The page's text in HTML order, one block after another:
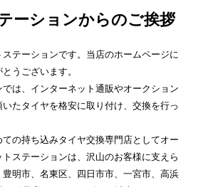
ーションからのご挨拶
ステーションです。当店のホームページに
うございます。
では、インターネット通販やオークション
たタイヤを格安に取り付け、交換を行っ
の持ち込みタイヤ交換専門店としてオー
ステーションは、沢山のお客様に支えら
明市、名東区、四日市市、一宮市、高浜